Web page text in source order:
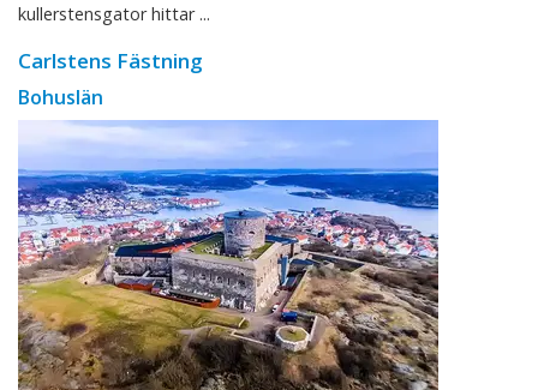
kullerstensgator hittar ...
Carlstens Fästning
Bohuslän